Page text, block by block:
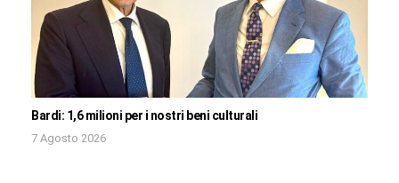
Bardi: 1,6 milioni per i nostri beni culturali
7 Agosto 2026